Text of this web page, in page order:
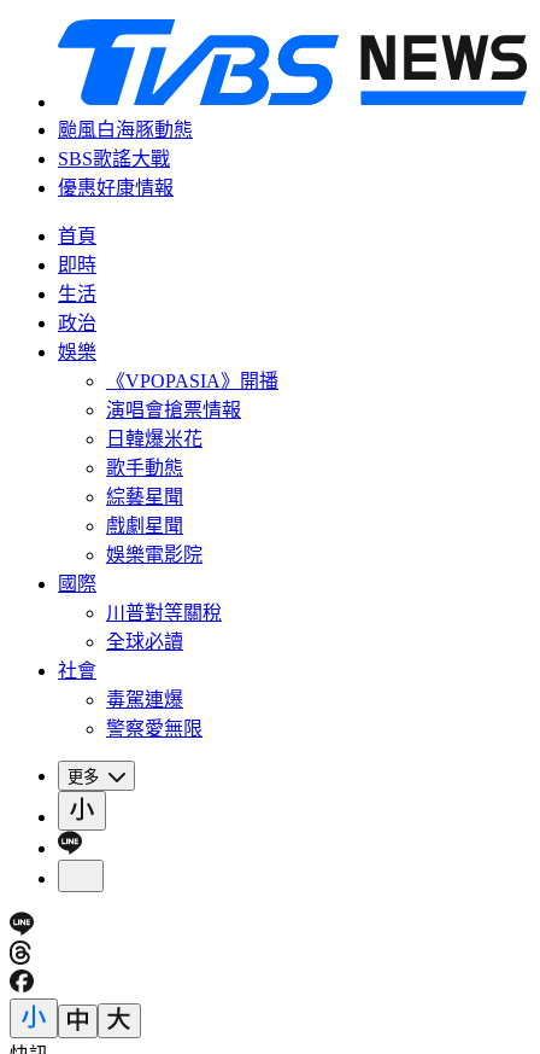
颱風白海豚動態
SBS歌謠大戰
優惠好康情報
首頁
即時
生活
政治
娛樂
《VPOPASIA》開播
演唱會搶票情報
日韓爆米花
歌手動態
綜藝星聞
戲劇星聞
娛樂電影院
國際
川普對等關稅
全球必讀
社會
毒駕連爆
警察愛無限
更多